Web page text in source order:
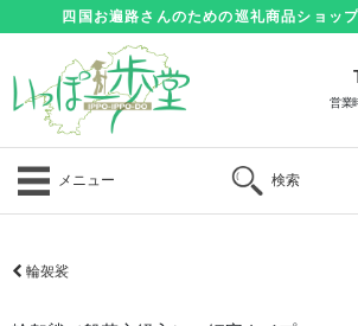
四国お遍路さんのための巡礼商品ショッ
営業
メニュー 検索
輪袈裟